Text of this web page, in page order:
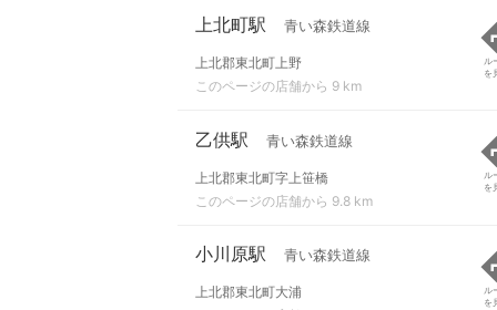
上北町駅 青い森鉄道線
上北郡東北町上野
このページの店舗から 9 km
ル
を
乙供駅 青い森鉄道線
上北郡東北町字上笹橋
このページの店舗から 9.8 km
ル
を
小川原駅 青い森鉄道線
上北郡東北町大浦
ル
を